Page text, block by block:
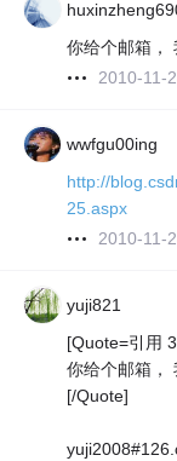
你给个邮箱，
2010-11-
wwfgu00ing
http://
25.aspx
2010-11-
yuji821
[Quote=引用
你给个邮箱，
[/Quote]